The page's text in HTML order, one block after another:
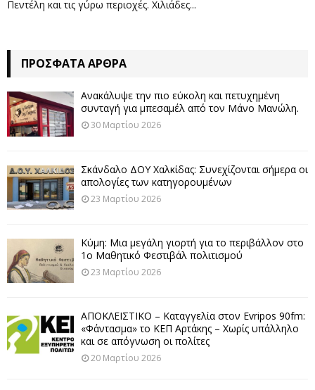
Πεντέλη και τις γύρω περιοχές. Χιλιάδες...
ΠΡΌΣΦΑΤΑ ΆΡΘΡΑ
Ανακάλυψε την πιο εύκολη και πετυχημένη
συνταγή για μπεσαμέλ από τον Μάνο Μανώλη.
30 Μαρτίου 2026
Σκάνδαλο ΔΟΥ Χαλκίδας: Συνεχίζονται σήμερα οι
απολογίες των κατηγορουμένων
23 Μαρτίου 2026
Κύμη: Μια μεγάλη γιορτή για το περιβάλλον στο
1ο Μαθητικό Φεστιβάλ πολιτισμού
23 Μαρτίου 2026
ΑΠΟΚΛΕΙΣΤΙΚΟ – Καταγγελία στον Evripos 90fm:
«Φάντασμα» το ΚΕΠ Αρτάκης – Χωρίς υπάλληλο
και σε απόγνωση οι πολίτες
20 Μαρτίου 2026